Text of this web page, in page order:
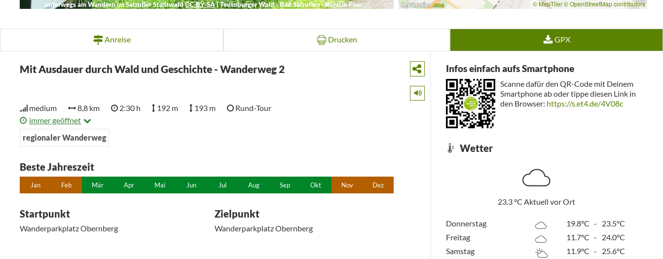
unterwegs am Wandern im Salzufler StadtwaldCC-BY-SA|Teutoburger Wald - Bad Salzuflen - Kerstin Paar © MapTiler© OpenStreetMap contributors
Anreise Drucken GPX
Mit Ausdauer durch Wald und Geschichte - Wanderweg 2
medium 8,8 km 2:30 h 192 m 193 m
Rund-Tour
immer geöffnet
regionaler Wanderweg
Beste Jahreszeit
Jan Feb Mär Apr Mai Jun Jul Aug Sep Okt Nov Dez
Startpunkt
Wanderparkplatz Obernberg
Zielpunkt
Wanderparkplatz Obernberg
Infos einfach aufs Smartphone
Scanne dafür den QR-Code mit Deinem
Smartphone ab oder tippe diesen Link in
den Browser: https://s.et4.de/4V08c
Wetter
23.3°C Aktuell vor Ort
Donnerstag 19.8°C -
23.5°C
Freitag
11.7°C -
24.0°C
Samstag
11.9°C -
25.6°C